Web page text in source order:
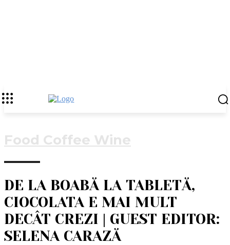
Food Coffee Wine
DE LA BOABĂ LA TABLETĂ,
CIOCOLATA E MAI MULT
DECÂT CREZI | GUEST EDITOR:
SELENA CARAZĂ